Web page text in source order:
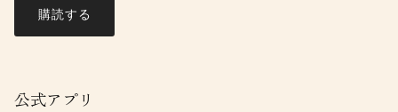
購読する
公式アプリ